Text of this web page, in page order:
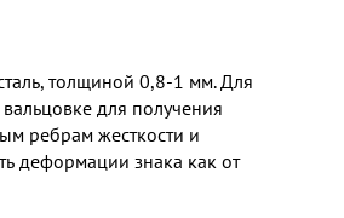
толщиной 0,8-1 мм. Для
для получения
ребрам жесткости и
деформации знака как от